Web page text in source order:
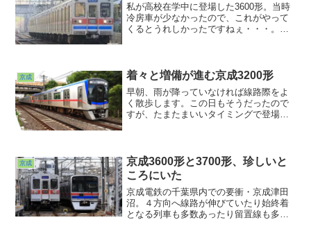
私が高校在学中に登場した3600形。当時
冷房車が少なかったので、これがやって
くるとうれしかったですねぇ・・・。青
まれています。この車両も最初から最後
まで見届けることができそうで
す・・・。
京成 着々と増備が進む京成3200形
早朝、雨が降っていなければ線路際をよ
く散歩します。この日もそうだったので
すが、たまたまいいタイミングで登場し
現在稼働中なのは6両編成として落成した
3編成18両。
京成
京成3600形と3700形、珍しいと
ころにいた
京成電鉄の千葉県内での要衝・京成津田
沼。４方向へ線路が伸びていたり始終着
となる列車も多数あったり留置線も多々